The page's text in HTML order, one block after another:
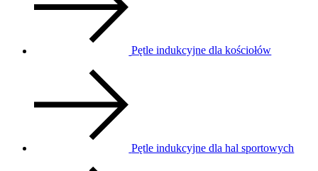
Pętle indukcyjne dla kościołów
Pętle indukcyjne dla hal sportowych